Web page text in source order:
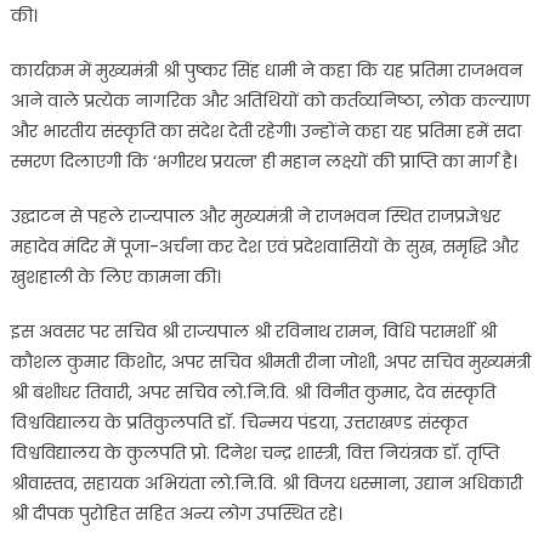
की।
कार्यक्रम में मुख्यमंत्री श्री पुष्कर सिंह धामी ने कहा कि यह प्रतिमा राजभवन
आने वाले प्रत्येक नागरिक और अतिथियों को कर्तव्यनिष्ठा, लोक कल्याण
और भारतीय संस्कृति का संदेश देती रहेगी। उन्होंने कहा यह प्रतिमा हमें सदा
स्मरण दिलाएगी कि ‘भगीरथ प्रयत्न’ ही महान लक्ष्यों की प्राप्ति का मार्ग है।
उद्घाटन से पहले राज्यपाल और मुख्यमंत्री ने राजभवन स्थित राजप्रज्ञेश्वर
महादेव मंदिर में पूजा-अर्चना कर देश एवं प्रदेशवासियों के सुख, समृद्धि और
खुशहाली के लिए कामना की।
इस अवसर पर सचिव श्री राज्यपाल श्री रविनाथ रामन, विधि परामर्शी श्री
कौशल कुमार किशोर, अपर सचिव श्रीमती रीना जोशी, अपर सचिव मुख्यमंत्री
श्री बंशीधर तिवारी, अपर सचिव लो.नि.वि. श्री विनीत कुमार, देव संस्कृति
विश्वविद्यालय के प्रतिकुलपति डॉ. चिन्मय पंडया, उत्तराखण्ड संस्कृत
विश्वविद्यालय के कुलपति प्रो. दिनेश चन्द्र शास्त्री, वित्त नियंत्रक डॉ. तृप्ति
श्रीवास्तव, सहायक अभियंता लो.नि.वि. श्री विजय धस्माना, उद्यान अधिकारी
श्री दीपक पुरोहित सहित अन्य लोग उपस्थित रहे।